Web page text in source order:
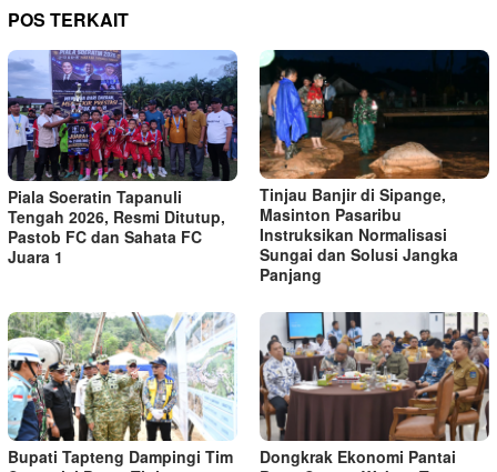
POS TERKAIT
Piala Soeratin Tapanuli
Tengah 2026, Resmi Ditutup,
Pastob FC dan Sahata FC
Juara 1
Tinjau Banjir di Sipange,
Masinton Pasaribu
Instruksikan Normalisasi
Sungai dan Solusi Jangka
Panjang
Bupati Tapteng Dampingi Tim
Dongkrak Ekonomi Pantai